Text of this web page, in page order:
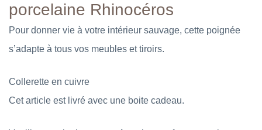
porcelaine Rhinocéros
Pour donner vie à votre intérieur sauvage, cette poignée
s’adapte à tous vos meubles et tiroirs.
Collerette en cuivre
Cet article est livré avec une boite cadeau.